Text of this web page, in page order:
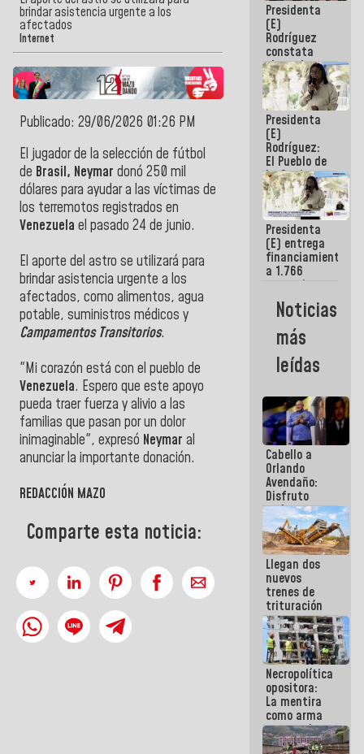
brindar asistencia urgente a los
afectados
Internet
Publicado: 29/06/2026 01:26 PM
El jugador de la selección de fútbol
de Brasil, Neymar donó 250 mil
dólares para ayudar a las víctimas de
los terremotos registrados en
Venezuela el pasado 24 de junio.
El aporte del astro se utilizará para
brindar asistencia urgente a los
afectados, como alimentos, agua
potable, suministros médicos y
Campamentos Transitorios.
"Mi corazón está con el pueblo de
Venezuela. Espero que este apoyo
pueda traer fuerza y alivio a las
familias que pasan por un dolor
inimaginable", expresó Neymar al
anunciar la importante donación.
REDACCIÓN MAZO
Comparte esta noticia:
para La
Guaira
Presidenta
(E)
Rodríguez
constata
obras de
rehabilitación
de Escuela
Militar de
Mamo en La
Guaira
Presidenta
(E)
Rodríguez:
El Pueblo de
La Guaira
siempre
estará
acompañada
por el
Gobierno
Nacional
Presidenta
(E) entrega
financiamientos
a 1.766
comerciantes
emprendedores
afectados
por
terremotos
Noticias
más
leídas
Cabello a
Orlando
Avendaño:
Disfruto
cada vez
que escribes
porque lo
que haces
es
embarrarla
Llegan dos
nuevos
trenes de
trituración
para
optimizar
manejo de
escombros
en La Guaira
Necropolítica
opositora:
La mentira
como arma
contra el
Pueblo